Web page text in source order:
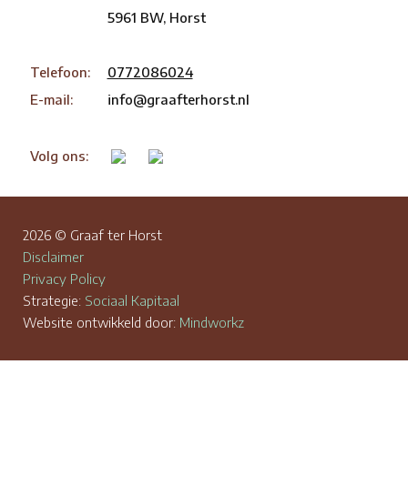
5961 BW, Horst
Telefoon:
0772086024
E-mail:
info@graafterhorst.nl
Volg ons:
2026 © Graaf ter Horst
Disclaimer
Privacy Policy
Strategie: Sociaal Kapitaal
Website ontwikkeld door: Mindworkz